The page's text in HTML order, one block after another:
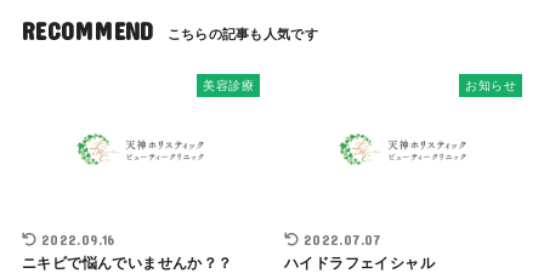
RECOMMEND
美容診療
2022.09.16
ニキビで悩んでいませんか？？
お知らせ
2022.07.07
ハイドラフェイシャル